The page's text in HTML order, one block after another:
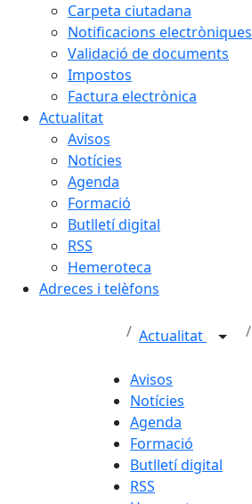
Carpeta ciutadana
Notificacions electròniques
Validació de documents
Impostos
Factura electrònica
Actualitat
Avisos
Notícies
Agenda
Formació
Butlletí digital
RSS
Hemeroteca
Adreces i telèfons
Actualitat
Avisos
Notícies
Agenda
Formació
Butlletí digital
RSS